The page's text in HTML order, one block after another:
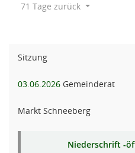
71 Tage zurück
Sitzung
03.06.2026 Gemeinderat
Markt Schneeberg
Niederschrift -